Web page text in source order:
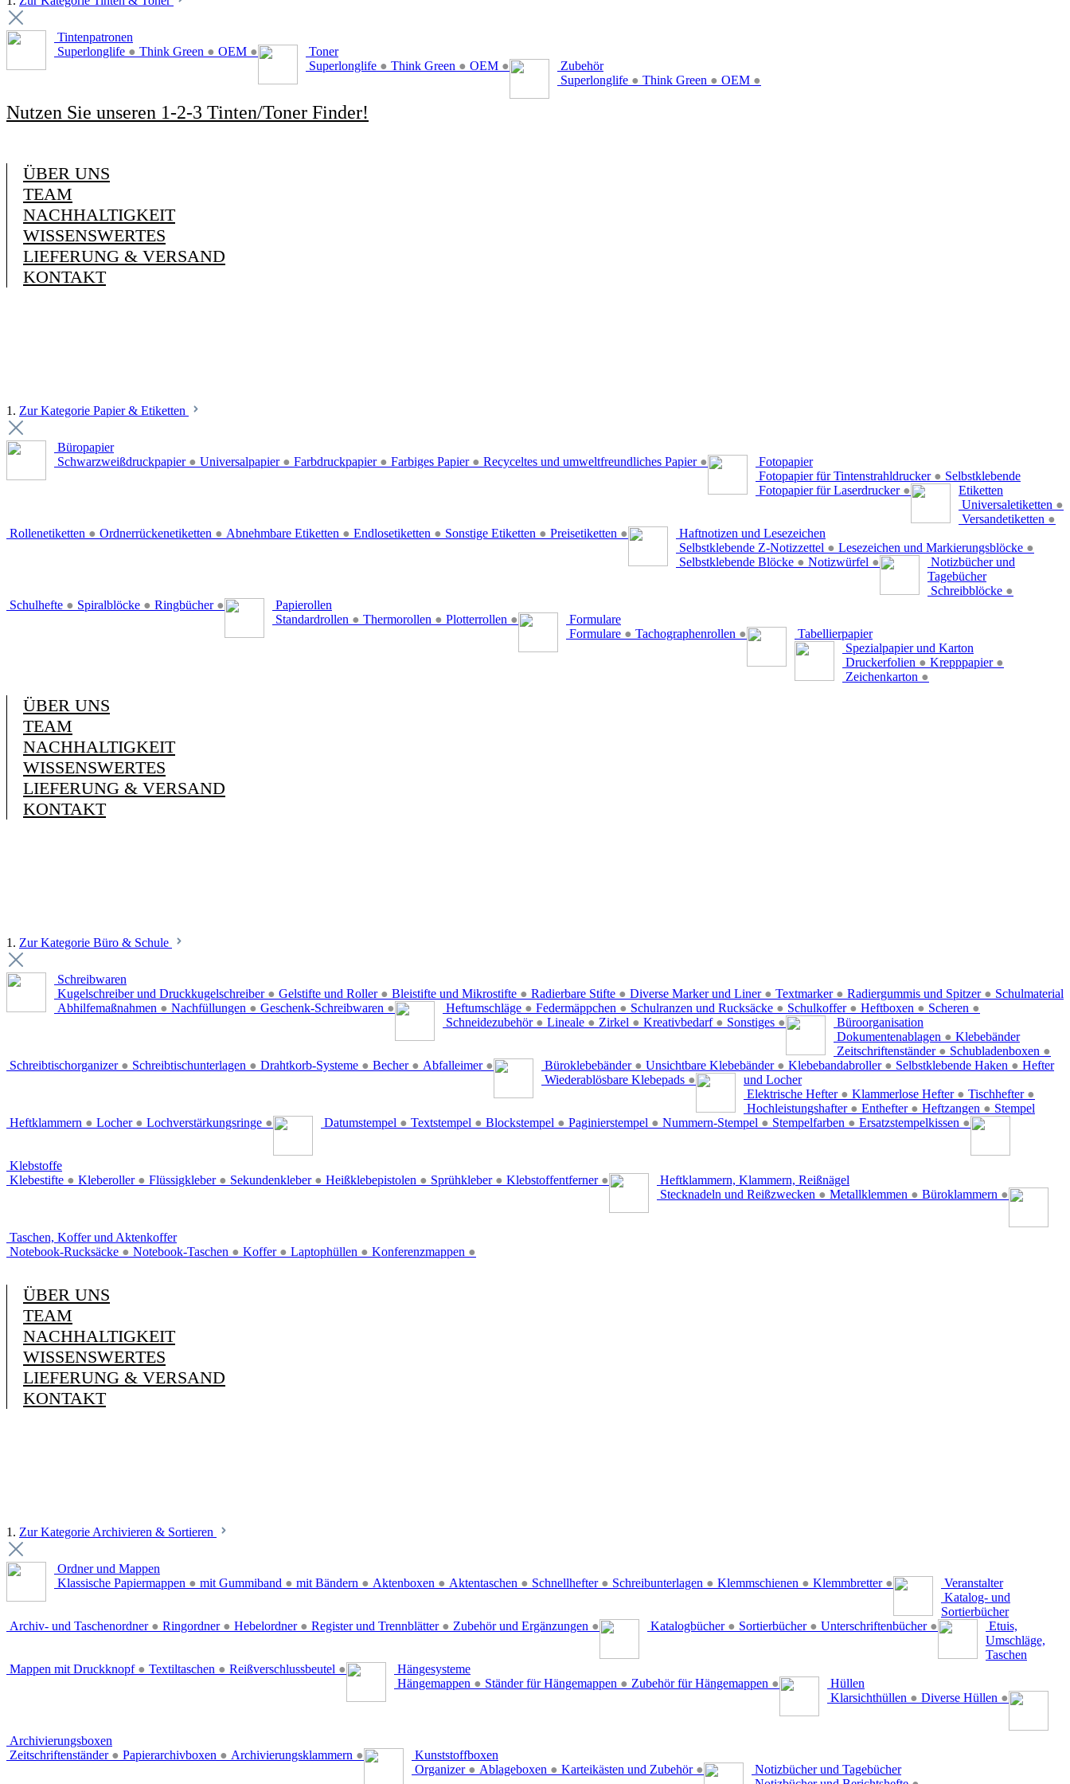
Tintenpatronen
Superlonglife ● Think Green ● OEM ●
Toner
Superlonglife ● Think Green ● OEM ●
Zubehör
Superlonglife ● Think Green ● OEM ●
Nutzen Sie unseren 1-2-3 Tinten/Toner Finder!
ÜBER UNS
TEAM
NACHHALTIGKEIT
WISSENSWERTES
LIEFERUNG & VERSAND
KONTAKT
1. Zur Kategorie Papier & Etiketten
Büropapier
Schwarzweißdruckpapier ● Universalpapier ● Farbdruckpapier ● Farbiges Papier ● Recyceltes und umweltfreundliches Papier ●
Fotopapier
Fotopapier für Tintenstrahldrucker ●
Fotopapier für Laserdrucker ●
Selbstklebende
Etiketten
Universaletiketten ●
Versandetiketten ●
Rollenetiketten ● Ordnerrückenetiketten ● Abnehmbare Etiketten ● Endlosetiketten ● Sonstige Etiketten ● Preisetiketten ●
Haftnotizen und Lesezeichen
Selbstklebende Z-Notizzettel ● Lesezeichen und Markierungsblöcke ●
Selbstklebende Blöcke ● Notizwürfel ●
Notizbücher und
Tagebücher
Schreibblöcke ●
Schulhefte ● Spiralblöcke ● Ringbücher ●
Papierollen
Standardrollen ● Thermorollen ● Plotterrollen ●
Formulare
Formulare ● Tachographenrollen ●
Tabellierpapier
Spezialpapier und Karton
Druckerfolien ● Krepppapier ●
Zeichenkarton ●
ÜBER UNS
TEAM
NACHHALTIGKEIT
WISSENSWERTES
LIEFERUNG & VERSAND
KONTAKT
1. Zur Kategorie Büro & Schule
Schreibwaren
Kugelschreiber und Druckkugelschreiber ● Gelstifte und Roller ● Bleistifte und Mikrostifte ● Radierbare Stifte ● Diverse Marker und Liner ● Textmarker ● Radiergummis und Spitzer ●
Abhilfemaßnahmen ● Nachfüllungen ● Geschenk-Schreibwaren ●
Schulmaterial
Heftumschläge ● Federmäppchen ● Schulranzen und Rucksäcke ● Schulkoffer ● Heftboxen ● Scheren ●
Schneidezubehör ● Lineale ● Zirkel ● Kreativbedarf ● Sonstiges ●
Büroorganisation
Dokumentenablagen ●
Zeitschriftenständer ● Schubladenboxen ●
Schreibtischorganizer ● Schreibtischunterlagen ● Drahtkorb-Systeme ● Becher ● Abfalleimer ●
Klebebänder
Büroklebebänder ● Unsichtbare Klebebänder ● Klebebandabroller ● Selbstklebende Haken ●
Wiederablösbare Klebepads ●
Hefter
und Locher
Elektrische Hefter ● Klammerlose Hefter ● Tischhefter ●
Hochleistungshafter ● Enthefter ● Heftzangen ●
Heftklammern ● Locher ● Lochverstärkungsringe ●
Stempel
Datumstempel ● Textstempel ● Blockstempel ● Paginierstempel ● Nummern-Stempel ● Stempelfarben ● Ersatzstempelkissen ●
Klebstoffe
Klebestifte ● Kleberoller ● Flüssigkleber ● Sekundenkleber ● Heißklebepistolen ● Sprühkleber ● Klebstoffentferner ●
Heftklammern, Klammern, Reißnägel
Stecknadeln und Reißzwecken ● Metallklemmen ● Büroklammern ●
Taschen, Koffer und Aktenkoffer
Notebook-Rucksäcke ● Notebook-Taschen ● Koffer ● Laptophüllen ● Konferenzmappen ●
ÜBER UNS
TEAM
NACHHALTIGKEIT
WISSENSWERTES
LIEFERUNG & VERSAND
KONTAKT
1. Zur Kategorie Archivieren & Sortieren
Ordner und Mappen
Klassische Papiermappen ● mit Gummiband ● mit Bändern ● Aktenboxen ● Aktentaschen ● Schnellhefter ● Schreibunterlagen ● Klemmschienen ● Klemmbretter ● Veranstalter
Archiv- und Taschenordner ● Ringordner ● Hebelordner ● Register und Trennblätter ● Zubehör und Ergänzungen ●
Katalog- und
Sortierbücher
Katalogbücher ● Sortierbücher ● Unterschriftenbücher ●
Etuis,
Umschläge,
Taschen
Mappen mit Druckknopf ● Textiltaschen ● Reißverschlussbeutel ●
Hängesysteme
Hängemappen ● Ständer für Hängemappen ● Zubehör für Hängemappen ●
Hüllen
Klarsichthüllen ● Diverse Hüllen ●
Archivierungsboxen
Zeitschriftenständer ● Papierarchivboxen ● Archivierungsklammern ●
Kunststoffboxen
Organizer ● Ablageboxen ● Karteikästen und Zubehör ●
Notizbücher und Tagebücher